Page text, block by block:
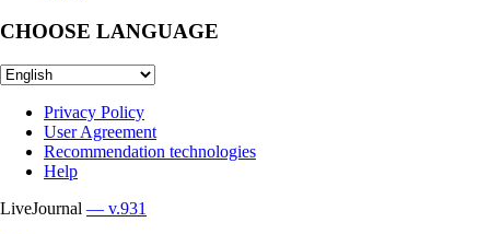
CHOOSE LANGUAGE
Privacy Policy
User Agreement
Recommendation technologies
Help
LiveJournal — v.931